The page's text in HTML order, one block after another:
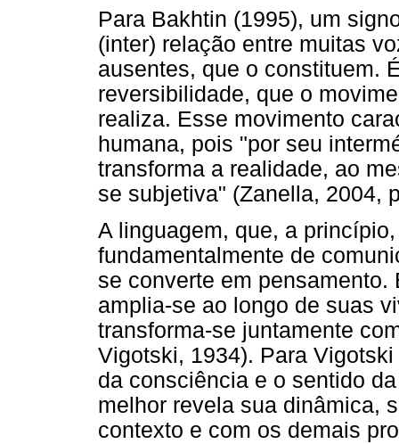
Para Bakhtin (1995), um
(inter) relação entre muitas
ausentes, que o constituem.
reversibilidade, que o
realiza. Esse movimento
humana, pois "por seu
transforma a realidade, ao
se subjetiva" (Zanella, 2004,
A linguagem, que, a
fundamentalmente de
se converte em
amplia-se ao longo de suas
transforma-se juntamente
Vigotski, 1934). Para
da consciência e o sentido
melhor revela sua dinâmica,
contexto e com os demais